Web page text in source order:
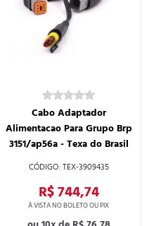
TEX-3909435
Cabo Adaptador
Alimentacao Para Grupo Brp
3151/ap56a - Texa do Brasil
R$ 744,74